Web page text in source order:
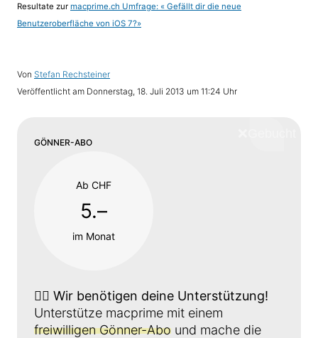
Resultate zur macprime.ch Umfrage: « Gefällt dir die neue
Benutzeroberfläche von iOS 7?»
Von Stefan Rechsteiner
Veröffentlicht am Donnerstag, 18. Juli 2013 um 11:24 Uhr
GÖNNER-ABO
Ab CHF
5.–
im Monat
👉🏼 Wir benötigen deine Unterstützung!
Unterstütze macprime mit einem
freiwilligen Gönner-Abo und mache die